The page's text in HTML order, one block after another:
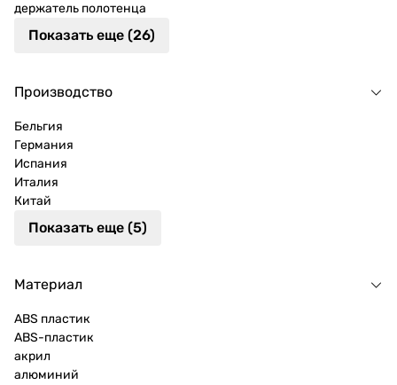
держатель полотенца
Показать еще (26)
Производство
Бельгия
Германия
Испания
Италия
Китай
Показать еще (5)
Материал
ABS пластик
ABS-пластик
акрил
алюминий